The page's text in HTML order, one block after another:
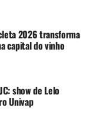
2026 transforma
capital do vinho
show de Lelo
Univap